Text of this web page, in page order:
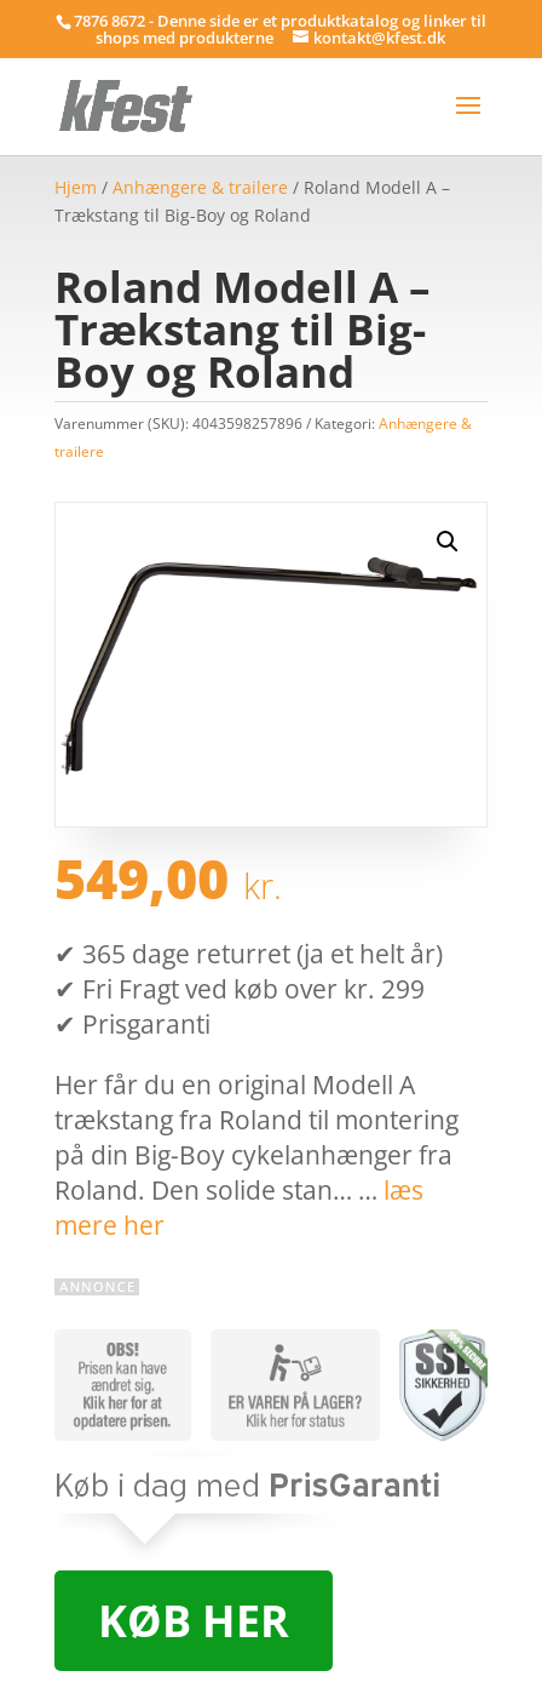
7876 8672 - Denne side er et produktkatalog og linker til
shops med produkterne kontakt@kfest.dk
Hjem / Anhængere & trailere/ Roland Modell A –
Trækstang til Big-Boy og Roland
Roland Modell A –
Trækstang til Big-
Boy og Roland
Varenummer (SKU):4043598257896 Kategori:Anhængere &
trailere
549,00 kr.
✔ 365 dage returret (ja et helt år)
✔ Fri Fragt ved køb over kr. 299
✔ Prisgaranti
Her får du en original Modell A
trækstang fra Roland til montering
på din Big-Boy cykelanhænger fra
Roland. Den solide stan… … læs
mere her
KØB HER